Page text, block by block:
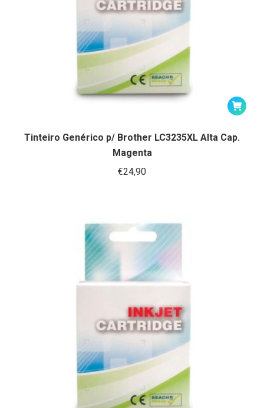
Tinteiro Genérico p/ Brother LC3235XL Alta Cap.
Magenta
€24,90